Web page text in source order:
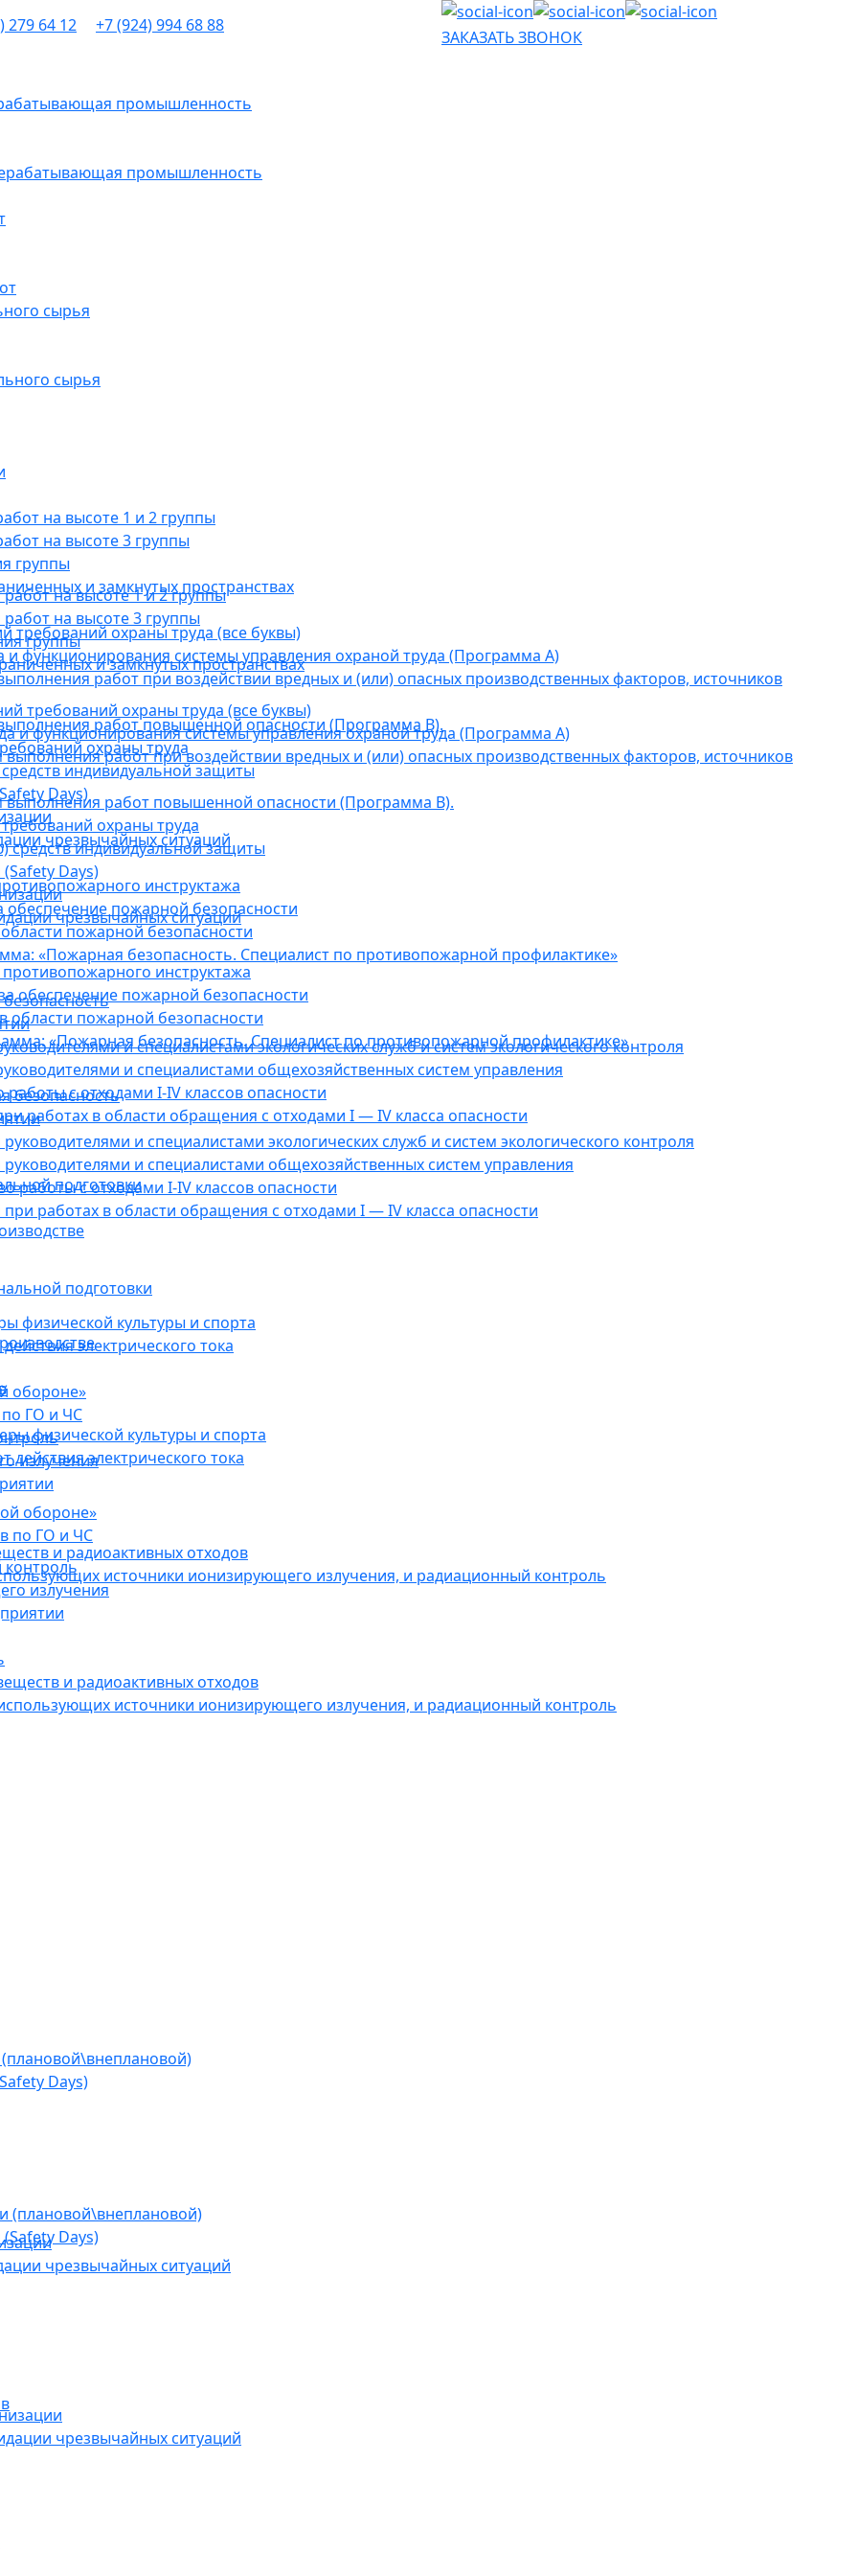
промышленность
сырья
на высоте 1 и 2 группы
на высоте 3 группы
группы
и замкнутых пространствах
требований охраны труда (все буквы)
функционирования системы управления охраной труда (Программа А)
работ при воздействии вредных и (или) опасных производственных факторов, источников
работ повышенной опасности (Программа В).
охраны труда
индивидуальной защиты
Days)
чрезвычайных ситуаций
инструктажа
пожарной безопасности
пожарной безопасности
«Пожарная безопасность. Специалист по противопожарной профилактике»
и специалистами экологических служб и систем экологического контроля
и специалистами общехозяйственных систем управления
с отходами I-IV классов опасности
работах в области обращения с отходами I — IV класса опасности
подготовки
физической культуры и спорта
электрического тока
обороне»
ГО и ЧС
излучения
и радиоактивных отходов
источники ионизирующего излучения, и радиационный контроль
Days)
чрезвычайных ситуаций
279 64 12 +7 (924) 994 68 88
ЗАКАЗАТЬ ЗВОНОК
промышленность
сырья
на высоте 1 и 2 группы
на высоте 3 группы
группы
и замкнутых пространствах
требований охраны труда (все буквы)
и функционирования системы управления охраной труда (Программа А)
работ при воздействии вредных и (или) опасных производственных факторов, источников
работ повышенной опасности (Программа В).
охраны труда
индивидуальной защиты
Days)
чрезвычайных ситуаций
инструктажа
обеспечение пожарной безопасности
пожарной безопасности
«Пожарная безопасность. Специалист по противопожарной профилактике»
безопасность
и специалистами экологических служб и систем экологического контроля
и специалистами общехозяйственных систем управления
работы с отходами I-IV классов опасности
работах в области обращения с отходами I — IV класса опасности
подготовки
физической культуры и спорта
электрического тока
обороне»
по ГО и ЧС
контроль
излучения
и радиоактивных отходов
источники ионизирующего излучения, и радиационный контроль
(плановой\внеплановой)
Days)
чрезвычайных ситуаций